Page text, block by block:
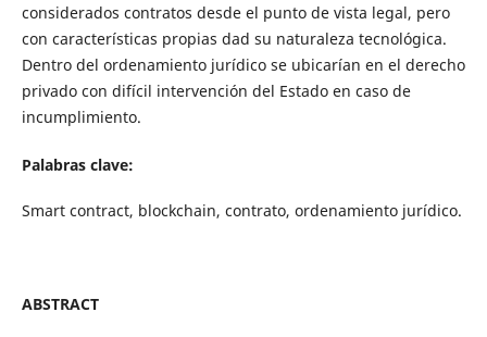
considerados contratos desde el punto de vista legal, pero
con características propias dad su naturaleza tecnológica.
Dentro del ordenamiento jurídico se ubicarían en el derecho
privado con difícil intervención del Estado en caso de
incumplimiento.
Palabras clave:
Smart contract, blockchain, contrato, ordenamiento jurídico.
ABSTRACT